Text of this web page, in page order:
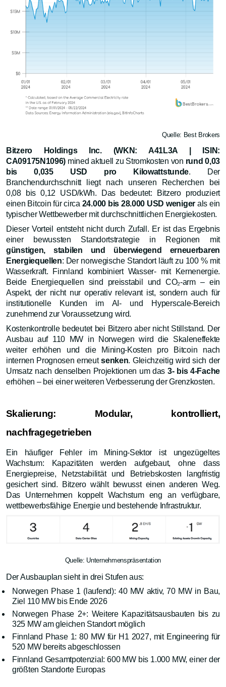
Quelle: Best Brokers
Bitzero Holdings Inc. (WKN: A41L3A | ISIN:
CA09175N1096) mined aktuell zu Stromkosten von rund 0,03
bis 0,035 USD pro Kilowattstunde. Der
Branchendurchschnitt liegt nach unseren Recherchen bei
0,08 bis 0,12 USD/kWh. Das bedeutet: Bitzero produziert
einen Bitcoin für circa 24.000 bis 28.000 USD wenigerals ein
typischer Wettbewerber mit durchschnittlichen Energiekosten.
Dieser Vorteil entsteht nicht durch Zufall. Er ist das Ergebnis
einer bewussten Standortstrategie in Regionen mit
günstigen, stabilen und überwiegend erneuerbaren
Energiequellen: Der norwegische Standort läuft zu 100 % mit
Wasserkraft. Finnland kombiniert Wasser- mit Kernenergie.
Beide Energiequellen sind preisstabil und CO₂-arm – ein
Aspekt, der nicht nur operativ relevant ist, sondern auch für
institutionelle Kunden im AI- und Hyperscale-Bereich
zunehmend zur Voraussetzung wird.
Kostenkontrolle bedeutet bei Bitzero aber nicht Stillstand. Der
Ausbau auf 110 MW in Norwegen wird die Skaleneffekte
weiter erhöhen und die Mining-Kosten pro Bitcoin nach
internen Prognosen erneutsenken. Gleichzeitig wird sich der
Umsatz nach denselben Projektionen um das 3- bis 4-Fache
erhöhen – bei einer weiteren Verbesserung der Grenzkosten.
Skalierung: Modular, kontrolliert,
nachfragegetrieben
Ein häufiger Fehler im Mining-Sektor ist ungezügeltes
Wachstum: Kapazitäten werden aufgebaut, ohne dass
Energiepreise, Netzstabilität und Betriebskosten langfristig
gesichert sind. Bitzero wählt bewusst einen anderen Weg.
Das Unternehmen koppelt Wachstum eng an verfügbare,
wettbewerbsfähige Energie und bestehende Infrastruktur.
Quelle: Unternehmenspräsentation
Der Ausbauplan sieht in drei Stufen aus:
Norwegen Phase 1 (laufend): 40 MW aktiv, 70 MW in Bau,
Ziel 110 MW bis Ende 2026
Norwegen Phase 2+: Weitere Kapazitätsausbauten bis zu
325 MW am gleichen Standort möglich
Finnland Phase 1: 80 MW für H1 2027, mit Engineering für
520 MW bereits abgeschlossen
Finnland Gesamtpotenzial: 600 MW bis 1.000 MW, einer der
größten Standorte Europas